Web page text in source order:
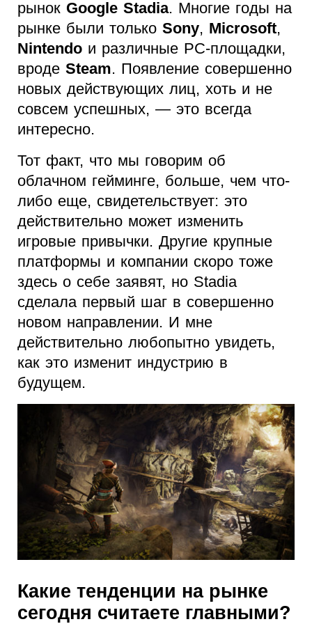
рынок Google Stadia. Многие годы на
рынке были только Sony, Microsoft,
Nintendo и различные PC-площадки,
вроде Steam. Появление совершенно
новых действующих лиц, хоть и не
совсем успешных, — это всегда
интересно.
Тот факт, что мы говорим об
облачном гейминге, больше, чем что-
либо еще, свидетельствует: это
действительно может изменить
игровые привычки. Другие крупные
платформы и компании скоро тоже
здесь о себе заявят, но Stadia
сделала первый шаг в совершенно
новом направлении. И мне
действительно любопытно увидеть,
как это изменит индустрию в
будущем.
Какие тенденции на рынке
сегодня считаете главными?